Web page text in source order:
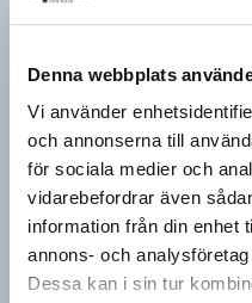
Denna webbplats
Vi använder
och annonserna till
för sociala medier och
vidarebefordrar även
information från din enhet
annons- och
Dessa kan i sin tur